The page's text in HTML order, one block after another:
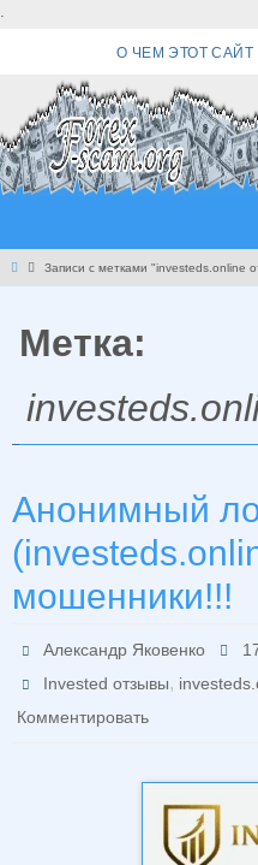
.
О ЧЕМ ЭТОТ САЙТ
Главная
Записи с метками "investeds.online
Метка:
Анонимный
мошенники!!!
Александр Яковенко
Invested отзывы,
Комментировать